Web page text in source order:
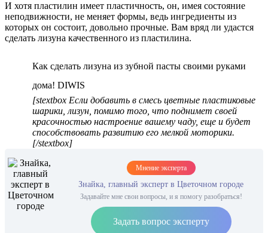
И хотя пластилин имеет пластичность, он, имея состояние
неподвижности, не меняет формы, ведь ингредиенты из
которых он состоит, довольно прочные. Вам вряд ли удастся
сделать лизуна качественного из пластилина.
Как сделать лизуна из зубной пасты своими руками
дома! DIWIS
[stextbox Если добавить в смесь цветные пластиковые
шарики, лизун, помимо того, что поднимет своей
красочностью настроение вашему чаду, еще и будет
способствовать развитию его мелкой моторики.
[/stextbox]
Мнение эксперта
Знайка, главный эксперт в Цветочном городе
Задавайте мне свои вопросы, и я помогу разобраться!
Задать вопрос эксперту